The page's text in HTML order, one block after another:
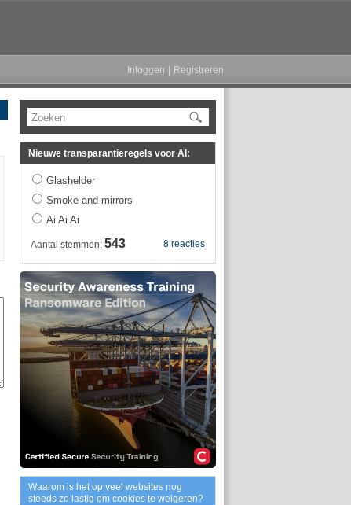
Inloggen Registreren
Zoeken
Nieuwe transparantieregels voor AI:
Glashelder
Smoke and mirrors
Ai Ai Ai
8 reacties
Aantal stemmen: 543
Waarom is het op veel websites nog
steeds zo lastig om cookies te weigeren?